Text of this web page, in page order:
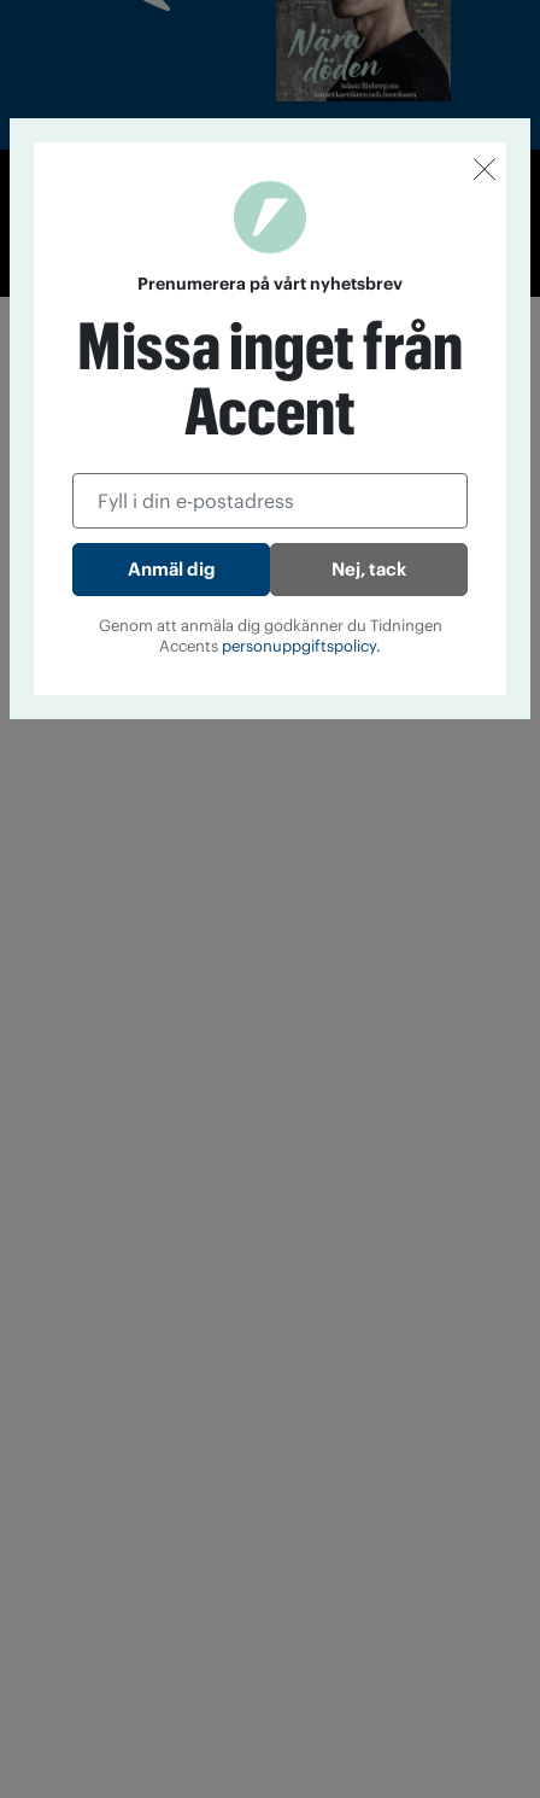
© Tidningen Accent 2026
Personuppgiftspolicy
Prenumerera på vårt nyhetsbrev
Missa inget från
Accent
Nej, tack
Genom att anmäla dig godkänner du Tidningen
Accents personuppgiftspolicy.